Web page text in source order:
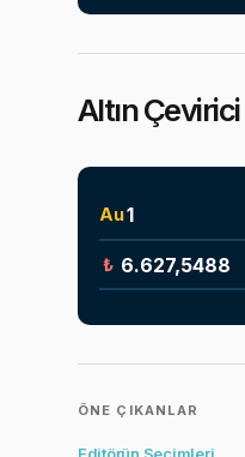
Altın Çevirici
Au
₺
ÖNE ÇIKANLAR